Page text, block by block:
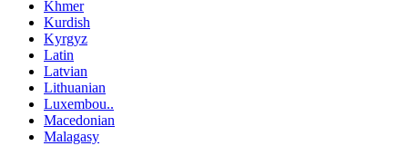
Khmer
Kurdish
Kyrgyz
Latin
Latvian
Lithuanian
Luxembou..
Macedonian
Malagasy